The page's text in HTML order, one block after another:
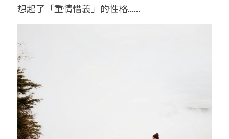
想起了「重情惜義」的性格......